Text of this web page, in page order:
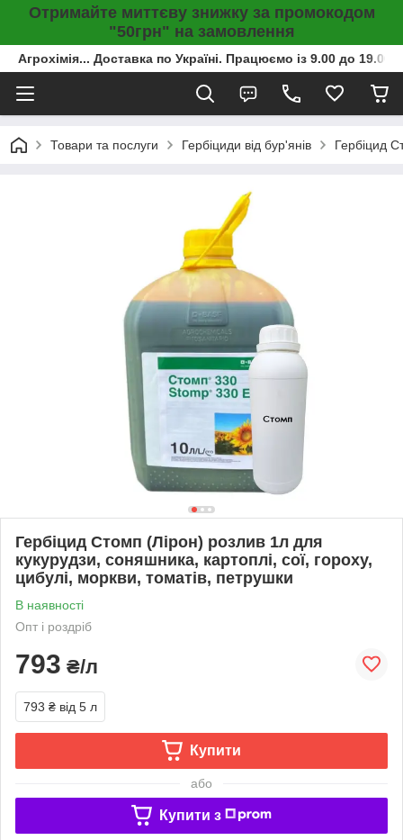
Отримайте миттєву знижку за промокодом
"50грн" на замовлення
Агрохімія... Доставка по Україні. Працюємо із 9.00 до
Товари та послуги Гербіциди від бур'янів Гербіцид
Гербіцид Стомп (Лірон) розлив 1л для
кукурудзи, соняшника, картоплі, сої, гороху,
цибулі, моркви, томатів, петрушки
В наявності
Опт і роздріб
793 ₴/л
793 ₴ від 5 л
Купити
або
Купити з